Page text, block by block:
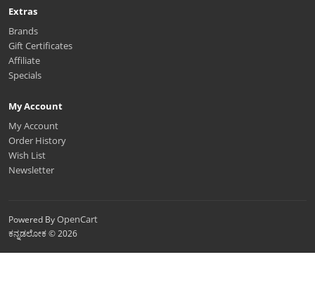
Extras
Brands
Gift Certificates
Affiliate
Specials
My Account
My Account
Order History
Wish List
Newsletter
Powered ByOpenCart
ಕನ್ನಡಲೋಕ © 2026